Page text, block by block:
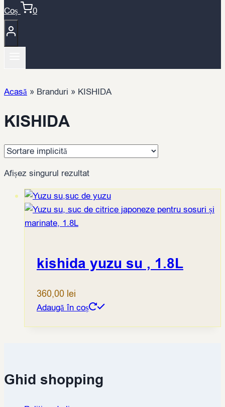
Coș 0
Acasă » Branduri » KISHIDA
KISHIDA
Afișez singurul rezultat
kishida yuzu su , 1.8L
360,00 lei
Adaugă în coș
Ghid shopping